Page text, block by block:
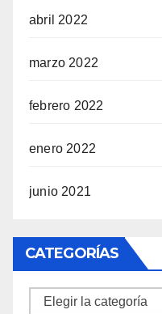
abril 2022
marzo 2022
febrero 2022
enero 2022
junio 2021
CATEGORÍAS
Categorías